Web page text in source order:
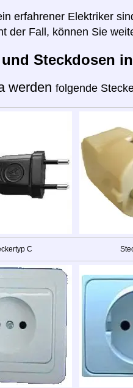
erfahrener Elektriker
der Fall, können Sie
Steckdosen
werden folgende
C